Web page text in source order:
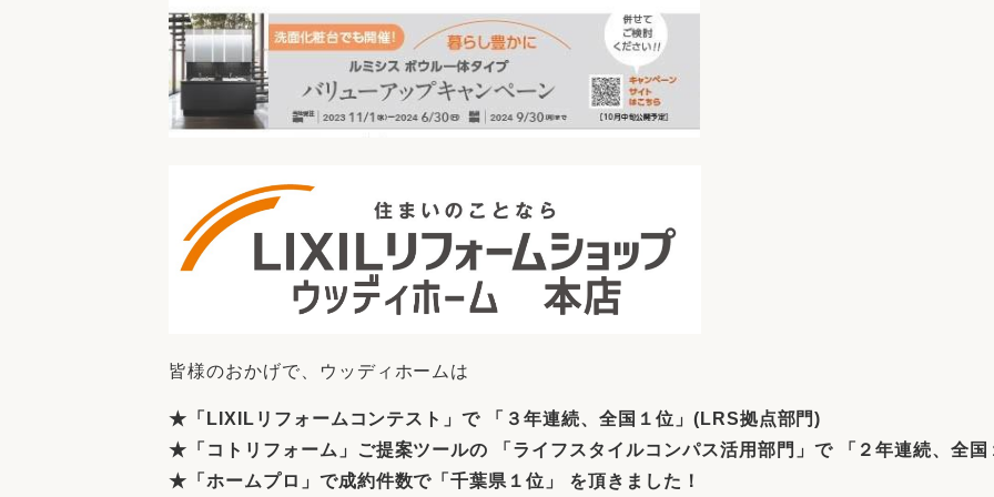
皆様のおかげで、ウッディホームは
★「 LIXIL リフォームコンテスト」で 「３年連続、全国１位」(LRS拠点部門)
★「コトリフォーム」ご提案ツールの 「ライフスタイルコンパス活用部門」で 「２年連続、全国
★「ホームプロ」で成約件数で 「千葉県１位」 を頂きました！